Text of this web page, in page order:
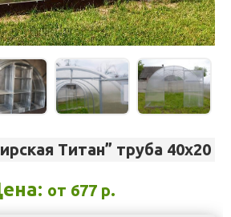
Титан” труба 40х20
от 677 р.